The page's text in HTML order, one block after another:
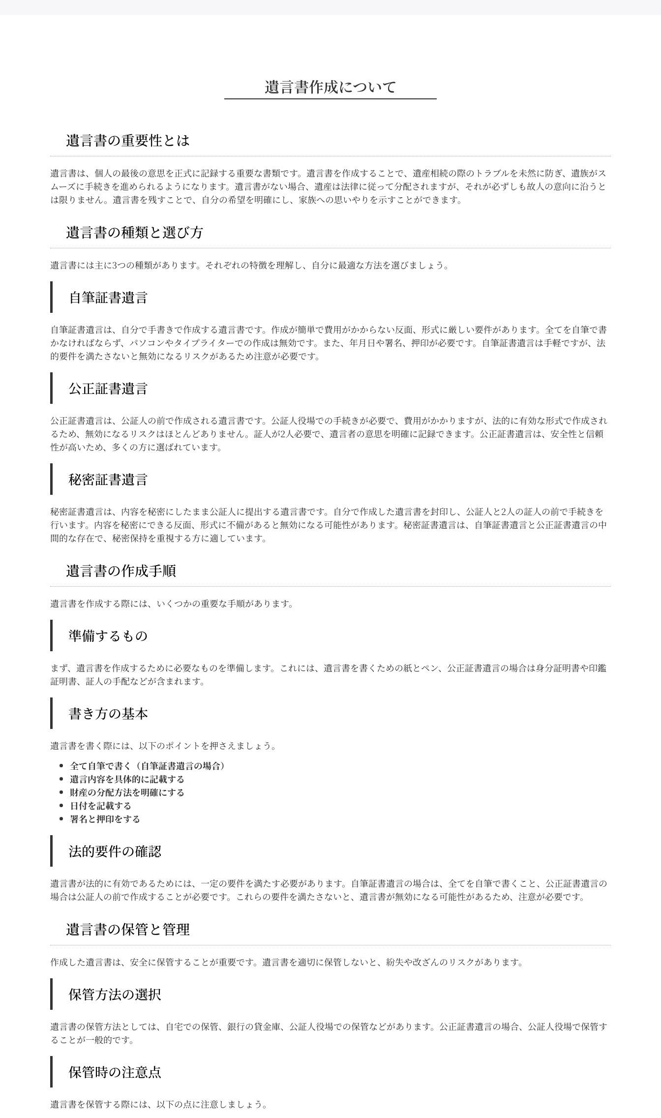
遺言書作成について
遺言書の重要性とは
遺言書は、個人の最後の意思を正式に記録する重要な書類です。遺言書を作成することで、遺産相続の際のトラブルを未然に防ぎ、遺族がス
ムーズに手続きを進められるようになります。遺言書がない場合、遺産は法律に従って分配されますが、それが必ずしも故人の意向に沿うと
は限りません。遺言書を残すことで、自分の希望を明確にし、家族への思いやりを示すことができます。
遺言書の種類と選び方
遺言書には主に3つの種類があります。それぞれの特徴を理解し、自分に最適な方法を選びましょう。
自筆証書遺言
自筆証書遺言は、自分で手書きで作成する遺言書です。作成が簡単で費用がかからない反面、形式に厳しい要件があります。全てを自筆で書
かなければならず、パソコンやタイプライターでの作成は無効です。また、年月日や署名、押印が必要です。自筆証書遺言は手軽ですが、法
的要件を満たさないと無効になるリスクがあるため注意が必要です。
公正証書遺言
公正証書遺言は、公証人の前で作成される遺言書です。公証人役場での手続きが必要で、費用がかかりますが、法的に有効な形式で作成され
るため、無効になるリスクはほとんどありません。証人が2人必要で、遺言者の意思を明確に記録できます。公正証書遺言は、安全性と信頼
性が高いため、多くの方に選ばれています。
秘密証書遺言
秘密証書遺言は、内容を秘密にしたまま公証人に提出する遺言書です。自分で作成した遺言書を封印し、公証人と2人の証人の前で手続きを
行います。内容を秘密にできる反面、形式に不備があると無効になる可能性があります。秘密証書遺言は、自筆証書遺言と公正証書遺言の中
間的な存在で、秘密保持を重視する方に適しています。
遺言書の作成手順
遺言書を作成する際には、いくつかの重要な手順があります。
準備するもの
まず、遺言書を作成するために必要なものを準備します。これには、遺言書を書くための紙とペン、公正証書遺言の場合は身分証明書や印鑑
証明書、証人の手配などが含まれます。
書き方の基本
遺言書を書く際には、以下のポイントを押さえましょう。
全て自筆で書く（自筆証書遺言の場合）
遺言内容を具体的に記載する
財産の分配方法を明確にする
日付を記載する
署名と押印をする
法的要件の確認
遺言書が法的に有効であるためには、一定の要件を満たす必要があります。自筆証書遺言の場合は、全てを自筆で書くこと、公正証書遺言の
場合は公証人の前で作成することが必要です。これらの要件を満たさないと、遺言書が無効になる可能性があるため、注意が必要です。
遺言書の保管と管理
作成した遺言書は、安全に保管することが重要です。遺言書を適切に保管しないと、紛失や改ざんのリスクがあります。
保管方法の選択
遺言書の保管方法としては、自宅での保管、銀行の貸金庫、公証人役場での保管などがあります。公正証書遺言の場合、公証人役場で保管す
ることが一般的です。
保管時の注意点
遺言書を保管する際には、以下の点に注意しましょう。